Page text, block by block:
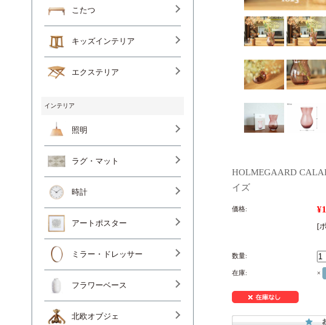
HOLMEGAARD
イズ
価格:
[
数量:
在庫: ×
こたつ
キッズインテリア
エクステリア
インテリア
照明
ラグ・マット
時計
アートポスター
ミラー・ドレッサー
フラワーベース
北欧オブジェ